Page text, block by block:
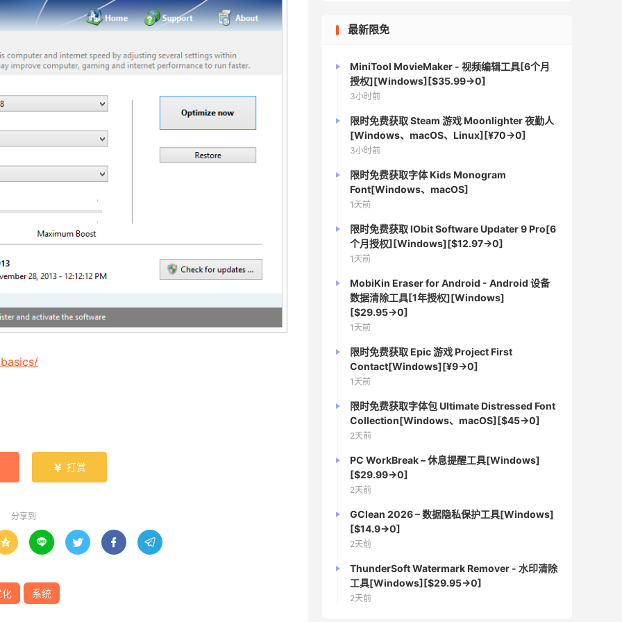
 打赏
分享到
    
化 系统
最新限免
MiniTool MovieMaker - 视频编辑工具[6个月
授权][Windows][$35.99→0]
3小时前
限时免费获取 Steam 游戏 Moonlighter 夜勤人
[Windows、macOS、Linux][¥70→0]
3小时前
限时免费获取字体 Kids Monogram
Font[Windows、macOS]
1天前
限时免费获取 IObit Software Updater 9 Pro[6
个月授权][Windows][$12.97→0]
1天前
MobiKin Eraser for Android - Android 设备
数据清除工具[1年授权][Windows]
[$29.95→0]
1天前
限时免费获取 Epic 游戏 Project First
Contact[Windows][¥9→0]
1天前
限时免费获取字体包 Ultimate Distressed Font
Collection[Windows、macOS][$45→0]
2天前
PC WorkBreak – 休息提醒工具[Windows]
[$29.99→0]
2天前
GClean 2026 – 数据隐私保护工具[Windows]
[$14.9→0]
2天前
ThunderSoft Watermark Remover - 水印清除
工具[Windows][$29.95→0]
2天前